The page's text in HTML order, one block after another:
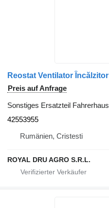
Preis auf Anfrage
Sonstiges Ersatzteil Fahrerhaus
42553955
Rumänien, Cristesti
ROYAL DRU AGRO S.R.L.